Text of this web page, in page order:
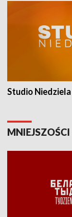
Studio Niedziela
MNIEJSZOŚCI